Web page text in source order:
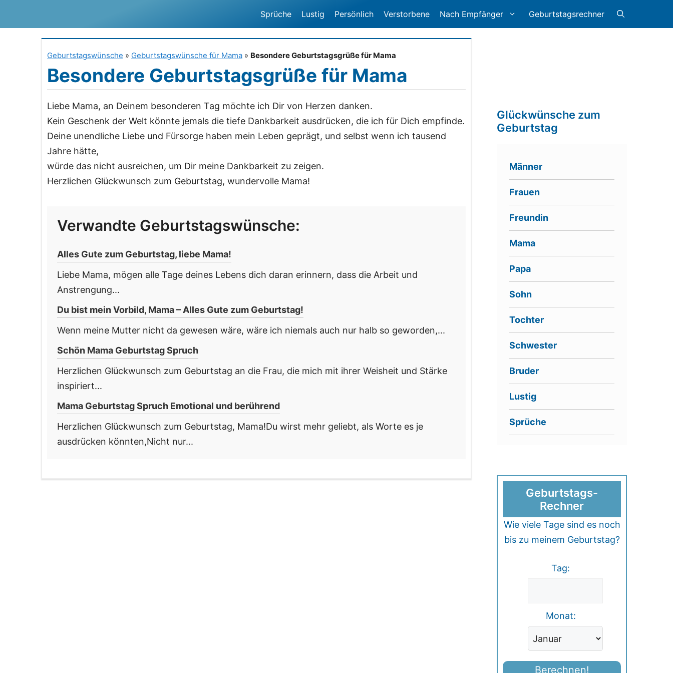
Sprüche Lustig Persönlich Verstorbene Nach Empfänger Geburtstagsrechner
Geburtstagswünsche » Geburtstagswünsche für Mama » Besondere Geburtstagsgrüße für Mama
Besondere Geburtstagsgrüße für Mama
Liebe Mama, an Deinem besonderen Tag möchte ich Dir von Herzen danken.
Kein Geschenk der Welt könnte jemals die tiefe Dankbarkeit ausdrücken, die ich für Dich empfinde.
Deine unendliche Liebe und Fürsorge haben mein Leben geprägt, und selbst wenn ich tausend
Jahre hätte,
würde das nicht ausreichen, um Dir meine Dankbarkeit zu zeigen.
Herzlichen Glückwunsch zum Geburtstag, wundervolle Mama!
Verwandte Geburtstagswünsche:
Alles Gute zum Geburtstag, liebe Mama!
Liebe Mama, mögen alle Tage deines Lebens dich daran erinnern, dass die Arbeit und
Anstrengung...
Du bist mein Vorbild, Mama – Alles Gute zum Geburtstag!
Wenn meine Mutter nicht da gewesen wäre, wäre ich niemals auch nur halb so geworden,...
Schön Mama Geburtstag Spruch
Herzlichen Glückwunsch zum Geburtstag an die Frau, die mich mit ihrer Weisheit und Stärke
inspiriert...
Mama Geburtstag Spruch Emotional und berührend
Herzlichen Glückwunsch zum Geburtstag, Mama!Du wirst mehr geliebt, als Worte es je
ausdrücken könnten,Nicht nur...
Glückwünsche zum
Geburtstag
Männer
Frauen
Freundin
Mama
Papa
Sohn
Tochter
Schwester
Bruder
Lustig
Sprüche
Geburtstags-
Rechner
Wie viele Tage sind es noch
bis zu meinem Geburtstag?
Tag:
Monat:
Berechnen!